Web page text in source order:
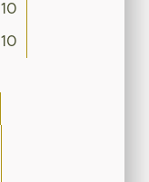
10
10